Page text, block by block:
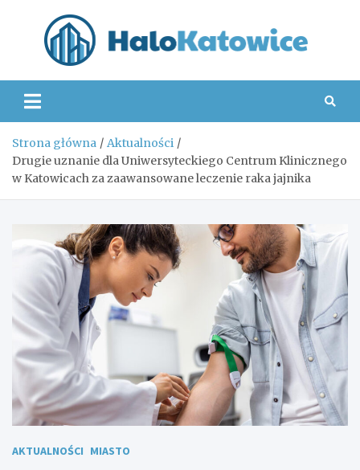
Strona główna
Aktualności
Drugie uznanie dla Uniwersyteckiego Centrum Klinicznego
w Katowicach za zaawansowane leczenie raka jajnika
AKTUALNOŚCI MIASTO